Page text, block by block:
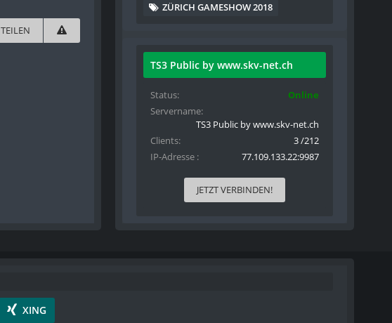
TEILEN
ZÜRICH GAMESHOW 2018
TS3 Public by www.skv-net.ch
Status
Online
Servername
TS3 Public by www.skv-net.ch
Clients
3 /212
IP-Adresse
77.109.133.22:9987
JETZT VERBINDEN!
XING